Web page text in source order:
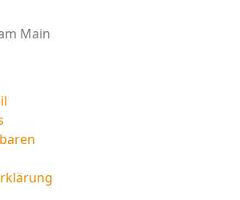
Main